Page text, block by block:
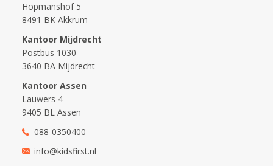
Hopmanshof 5
8491 BK Akkrum
Kantoor Mijdrecht
Postbus 1030
3640 BA Mijdrecht
Kantoor Assen
Lauwers 4
9405 BL Assen
088-0350400
info@kidsfirst.nl